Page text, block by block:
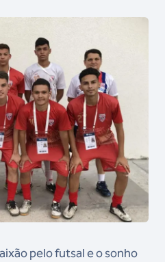
pelo futsal e o sonho